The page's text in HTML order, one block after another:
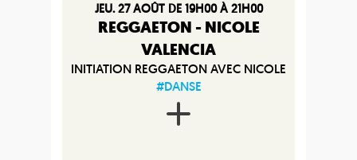
JEU. 27 AOÛT DE 19H00 À 21H00
REGGAETON - NICOLE
VALENCIA
INITIATION REGGAETON AVEC NICOLE
#DANSE